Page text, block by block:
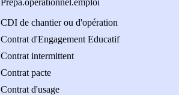
Prépa.opérationnel.emploi
CDI de chantier ou d'opération
Contrat d'Engagement Educatif
Contrat intermittent
Contrat pacte
Contrat d'usage